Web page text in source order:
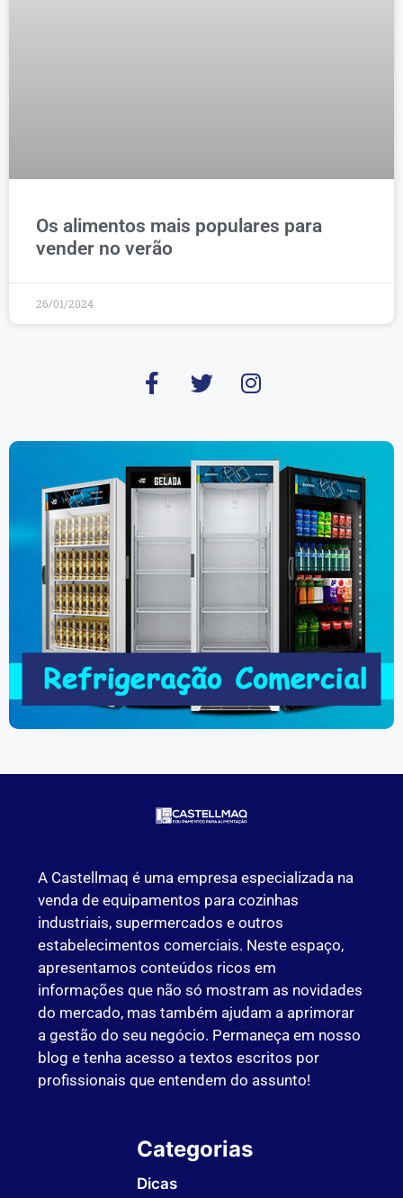
Os alimentos mais populares para
vender no verão
26/01/2024
A Castellmaq é uma empresa especializada na
venda de equipamentos para cozinhas
industriais, supermercados e outros
estabelecimentos comerciais. Neste espaço,
apresentamos conteúdos ricos em
informações que não só mostram as novidades
do mercado, mas também ajudam a aprimorar
a gestão do seu negócio. Permaneça em nosso
blog e tenha acesso a textos escritos por
profissionais que entendem do assunto!
Categorias
Dicas